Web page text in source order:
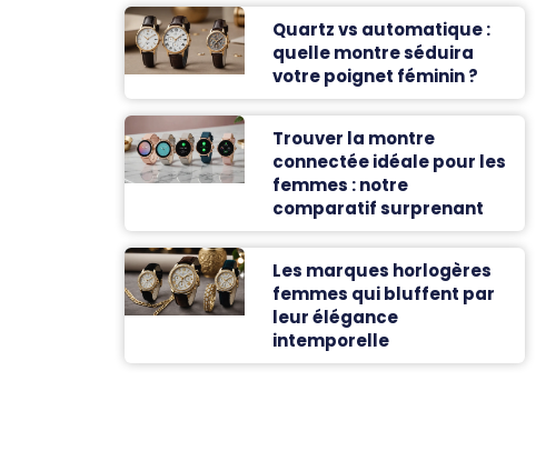
Quartz vs automatique :
quelle montre séduira
votre poignet féminin ?
Trouver la montre
connectée idéale pour les
femmes : notre
comparatif surprenant
Les marques horlogères
femmes qui bluffent par
leur élégance
intemporelle